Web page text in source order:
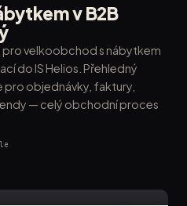
v B2B
pro velkoobchod s nábytkem
do IS Helios. Přehledný
pro objednávky, faktury,
— celý obchodní proces